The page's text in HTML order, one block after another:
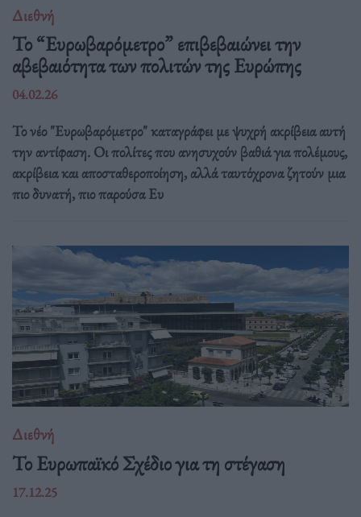
Διεθνή
Το “Ευρωβαρόμετρο” επιβεβαιώνει την
αβεβαιότητα των πολιτών της Ευρώπης
04.02.26
Το νέο "Ευρωβαρόμετρο" καταγράφει με ψυχρή ακρίβεια αυτή
την αντίφαση. Oι πολίτες που ανησυχούν βαθιά για πολέμους,
ακρίβεια και αποσταθεροποίηση, αλλά ταυτόχρονα ζητούν μια
πιο δυνατή, πιο παρούσα Ευ
Διεθνή
Το Ευρωπαϊκό Σχέδιο για τη στέγαση
17.12.25